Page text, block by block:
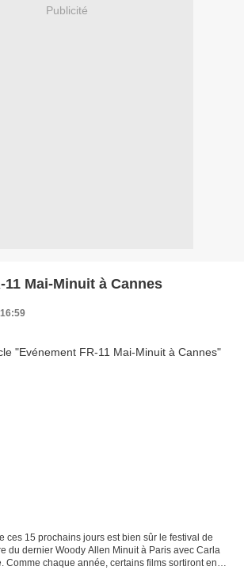
Publicité
11 Mai-Minuit à Cannes
ces 15 prochains jours est bien sûr le festival de
du dernier Woody Allen Minuit à Paris avec Carla
Comme chaque année, certains films sortiront en